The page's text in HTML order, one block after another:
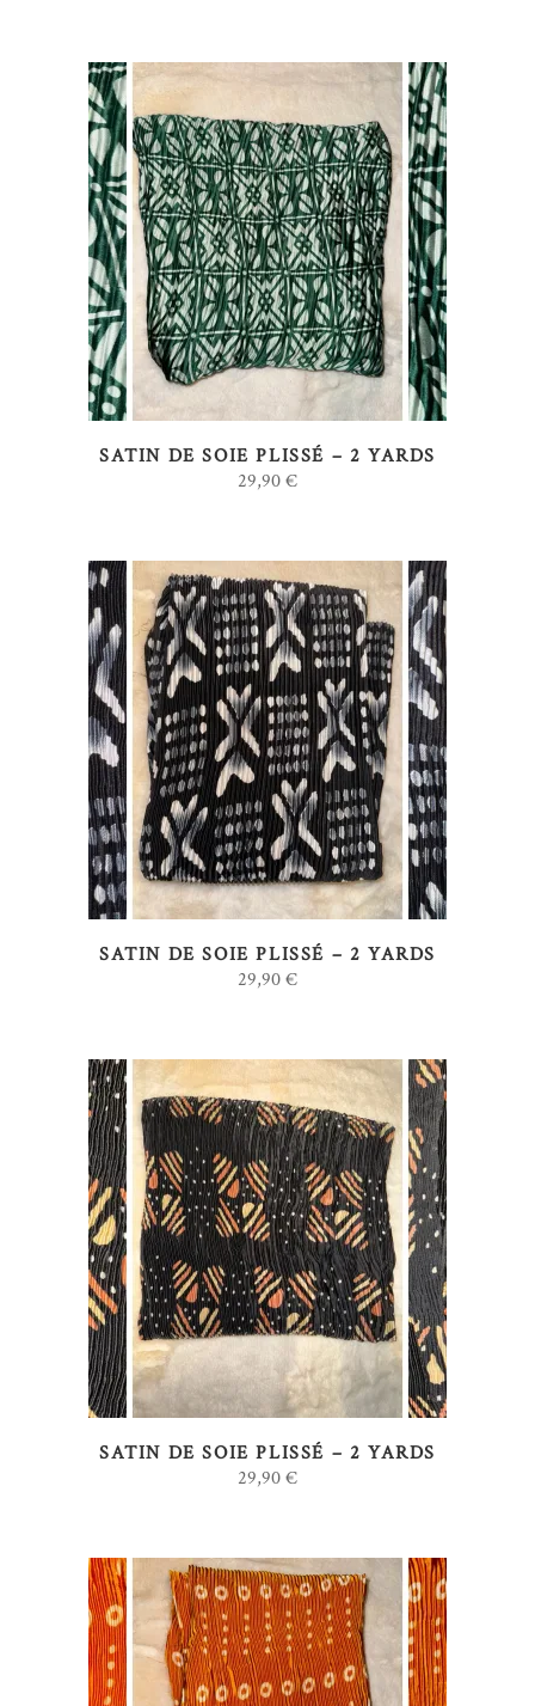
29,90 €.26,90 €.
AJOUTER AU PANIER
SATIN DE SOIE PLISSÉ – 2 YARDS
29,90€
AJOUTER AU PANIER
SATIN DE SOIE PLISSÉ – 2 YARDS
29,90€
AJOUTER AU PANIER
SATIN DE SOIE PLISSÉ – 2 YARDS
29,90€